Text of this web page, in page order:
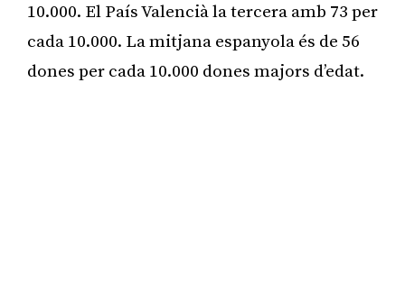
10.000. El País Valencià la tercera amb 73 per
cada 10.000. La mitjana espanyola és de 56
dones per cada 10.000 dones majors d’edat.